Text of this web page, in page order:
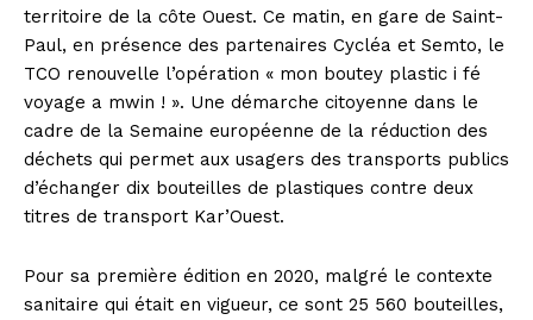
territoire de la côte Ouest. Ce matin, en gare de Saint-
Paul, en présence des partenaires Cycléa et Semto, le
TCO renouvelle l’opération « mon boutey plastic i fé
voyage a mwin ! ». Une démarche citoyenne dans le
cadre de la Semaine européenne de la réduction des
déchets qui permet aux usagers des transports publics
d’échanger dix bouteilles de plastiques contre deux
titres de transport Kar’Ouest.
Pour sa première édition en 2020, malgré le contexte
sanitaire qui était en vigueur, ce sont 25 560 bouteilles,